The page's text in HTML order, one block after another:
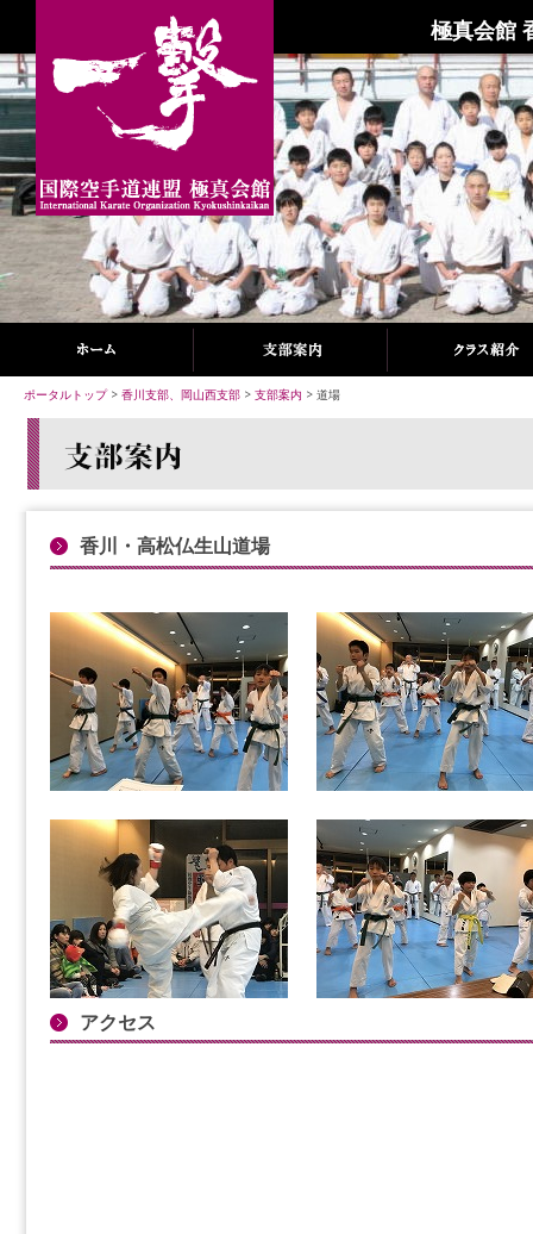
極真会館
ポータルトップ> 香川支部、岡山西支部 > 支部案内 > 道場
香川・高松仏生山道場
アクセス